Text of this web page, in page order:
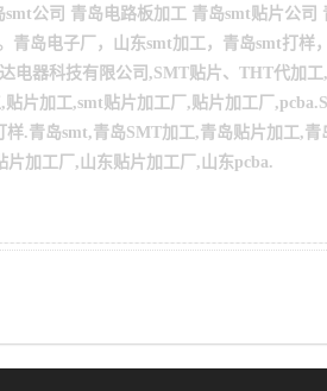
公司 青岛电路板加工 青岛smt贴片公
青岛电子厂，山东smt加工，青岛smt打样
电器科技有限公司,SMT贴片、THT代加
片加工,smt贴片加工厂,贴片加工厂
样.青岛smt,青岛SMT加工,青岛贴片加工,
加工厂,山东贴片加工厂,山东pcba.